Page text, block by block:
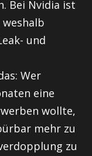
Bei Nvidia ist
und
Wer
eine
wollte,
mehr zu
zu